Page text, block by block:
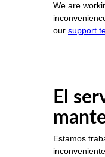
We are
our support
El
Estamos